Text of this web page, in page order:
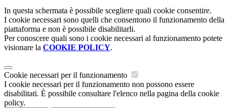
In questa schermata è possibile scegliere quali cookie consentire.
I cookie necessari sono quelli che consentono il funzionamento della
piattaforma e non è possibile disabilitarli.
Per conoscere quali sono i cookie necessari al funzionamento potete
visionare la COOKIE POLICY.
Cookie necessari per il funzionamento
I cookie necessari per il funzionamento non possono essere
disabilitati. È possibile consultare l'elenco nella pagina della cookie
policy.